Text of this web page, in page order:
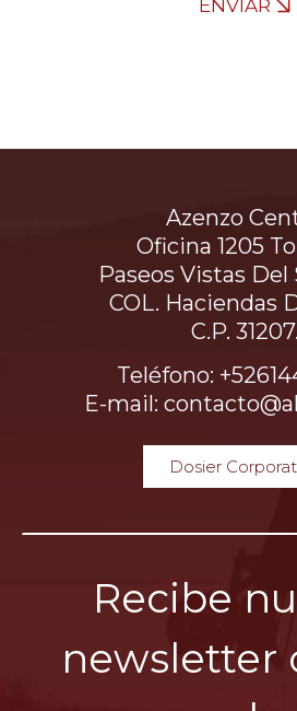
ENVIAR
Azenzo
Oficina 1205
Paseos Vistas Del
COL. Haciendas
C.P. 31207.
Teléfono:
E-mail:
Dosier
Recibe
newsletter